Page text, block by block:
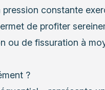
constante
de profiter
ou de fissuration à
?